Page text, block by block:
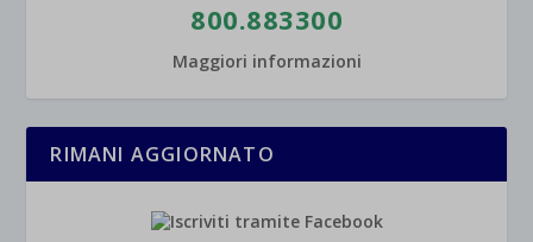
800.883300
Maggiori informazioni
RIMANI AGGIORNATO